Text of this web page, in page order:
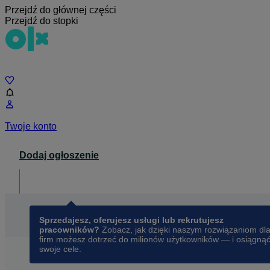
Przejdź do głównej części
Przejdź do stopki
Twoje konto
Dodaj ogłoszenie
Sprzedajesz, oferujesz usługi lub rekrutujesz
pracowników? Zobacz, jak dzięki naszym rozwiązaniom dla
firm możesz dotrzeć do milionów użytkowników — i osiągnąć
swoje cele.